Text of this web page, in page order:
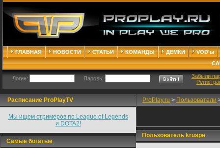
ГЛАВНАЯ НОВОСТИ СТАТЬИ КОМАНДЫ ДЕМКИ
VOD'ы
Логин: Пароль:
Забыли
Расписание ProPlayTV
Мы ищем стримеров по League of Legends
и DOTA2!
Самые богатые
ProPlay.ru > Пользователи
Пользователь kruspe